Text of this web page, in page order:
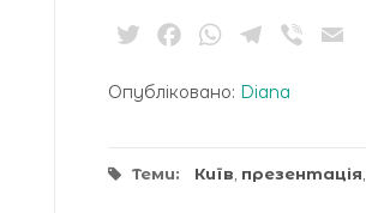
TwitterFacebookWhatsApp
Telegram
Viber
Опубліковано: Diana
Теми: Київ, презентація,